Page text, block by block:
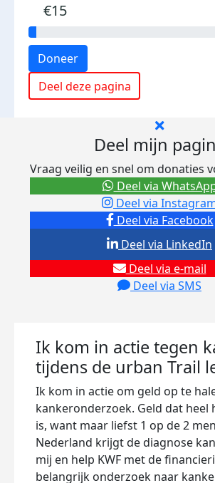
€15
Doneer
Deel deze pagina
Deel mijn
Vraag veilig en snel om donaties
Deel via Facebook
Deel via
Deel via e-mail
Deel via SMS
Deel via LinkedIn
Deel via
Ik kom in actie tegen
tijdens de urban Trail
Ik kom in actie om geld op te
kankeronderzoek. Geld dat heel
is, want maar liefst 1 op de 2
Nederland krijgt de diagnose
mij en help KWF met de
belangrijk onderzoek naar